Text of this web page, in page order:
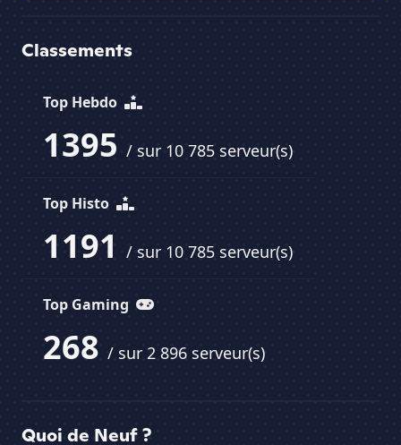
Classements
Top Hebdo
1395 / sur 10 785 serveur(s)
Top Histo
1191 / sur 10 785 serveur(s)
Top Gaming
268 / sur 2 896 serveur(s)
Quoi de Neuf ?